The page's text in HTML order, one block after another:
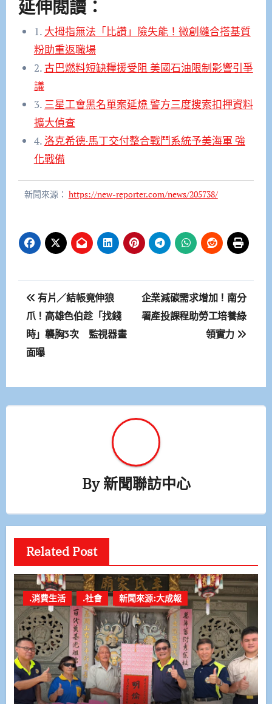
延伸閱讀：
1. 大拇指無法「比讚」險失能！微創縫合搭基質
粉助重返職場
2. 古巴燃料短缺糧援受阻 美國石油限制影響引爭
議
3. 三星工會黑名單案延燒 警方三度搜索扣押資料
擴大偵查
4. 洛克希德·馬丁交付整合戰鬥系統予美海軍 強
化戰備
新聞來源： https://new-reporter.com/news/205738/
文
章
導
有片／結帳竟伸狼
爪！高雄色伯趁「找錢
時」襲胸3次 監視器畫
面曝
企業減碳需求增加！南分
署產投課程助勞工培養綠
領實力
By新聞聯訪中心
Related Post
.消費生活 .社會 新聞來源:大成報